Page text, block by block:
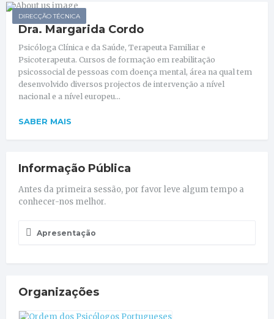
DIRECÇÃO TÉCNICA
Dra. Margarida Cordo
Psicóloga Clínica e da Saúde, Terapeuta Familiar e
Psicoterapeuta. Cursos de formação em reabilitação
psicossocial de pessoas com doença mental, área na qual tem
desenvolvido diversos projectos de intervenção a nível
nacional e a nível europeu...
SABER MAIS
Informação Pública
Antes da primeira sessão, por favor leve algum tempo a
conhecer-nos melhor.
Apresentação
Organizações